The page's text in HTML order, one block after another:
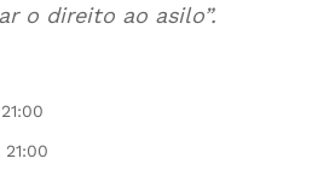
o direito ao asilo”.